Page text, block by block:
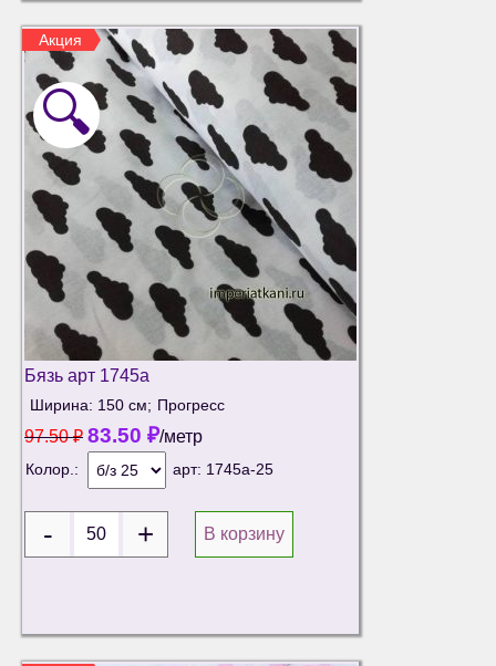
Акция
🔍
Бязь арт 1745а
Ширина: 150 см; Прогресс
97.50₽ 83.50 ₽/метр
Колор.: арт: 1745а-25
В корзину